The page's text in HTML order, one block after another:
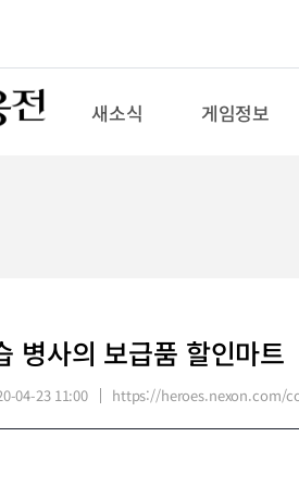
새소식 게임정보
병사의 보급품 할인마트
04-23 11:00 https://heroes.nexon.com/